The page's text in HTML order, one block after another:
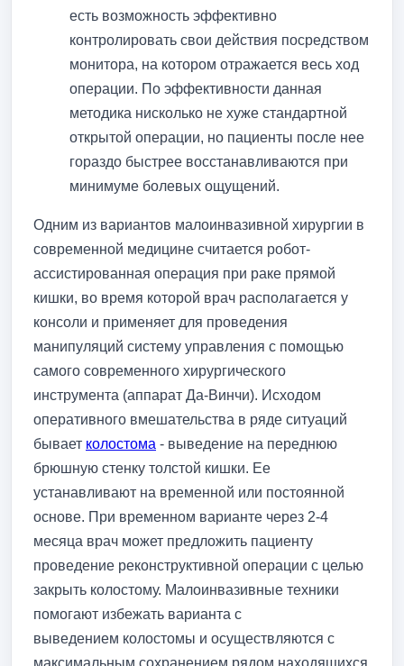
есть возможность эффективно
контролировать свои действия посредством
монитора, на котором отражается весь ход
операции. По эффективности данная
методика нисколько не хуже стандартной
открытой операции, но пациенты после нее
гораздо быстрее восстанавливаются при
минимуме болевых ощущений.
Одним из вариантов малоинвазивной хирургии в
современной медицине считается робот-
ассистированная операция при раке прямой
кишки, во время которой врач располагается у
консоли и применяет для проведения
манипуляций систему управления с помощью
самого современного хирургического
инструмента (аппарат Да-Винчи). Исходом
оперативного вмешательства в ряде ситуаций
бывает колостома - выведение на переднюю
брюшную стенку толстой кишки. Ее
устанавливают на временной или постоянной
основе. При временном варианте через 2-4
месяца врач может предложить пациенту
проведение реконструктивной операции с целью
закрыть колостому. Малоинвазивные техники
помогают избежать варианта с
выведением колостомы и осуществляются с
максимальным сохранением рядом находящихся